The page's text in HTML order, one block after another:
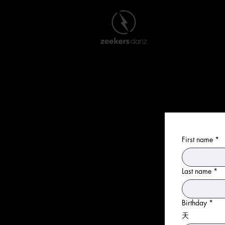
First name *
Last name *
Birthday *
天